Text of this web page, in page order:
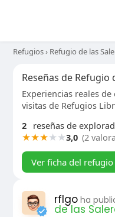
Refugios› Refugio de las
Reseñas de Refugio
Experiencias reales
visitas de Refugios
2
reseñas de
★★★★★3,0 (2
Ver ficha del refugio
rflgo ha
de las